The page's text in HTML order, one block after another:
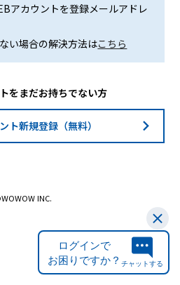
アカウントを登録メールアドレ
い場合の解決方法はこちら
をまだお持ちでない方
ト新規登録（無料）
INC.
ログインで
お困りですか？ チャットする